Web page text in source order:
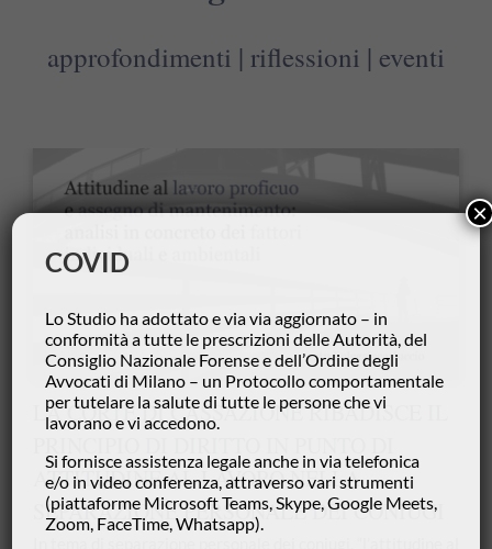
approfondimenti | riflessioni | eventi
LA CORTE DI CASSAZIONE RIBADISCE IL
ATTITUDINE AL LAVORO NELLA
SEPARAZIONE PERSONALE DEI CONIUGI
COVID
Lo Studio ha adottato e via via aggiornato – in
conformità a tutte le prescrizioni delle Autorità, del
Consiglio Nazionale Forense e dell’Ordine degli
Avvocati di Milano – un Protocollo comportamentale
per tutelare la salute di tutte le persone che vi
lavorano e vi accedono.
Si fornisce assistenza legale anche in via telefonica
e/o in video conferenza, attraverso vari strumenti
(piattaforme Microsoft Teams, Skype, Google Meets,
Zoom, FaceTime, Whatsapp).
×